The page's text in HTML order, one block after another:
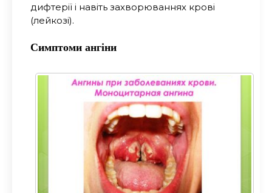
дифтерії і навіть захворюваннях крові
(лейкозі).
Симптоми ангіни